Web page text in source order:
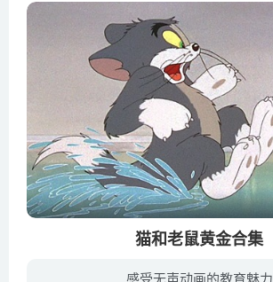
猫和老鼠黄金合集
感受无声动画的教育魅力